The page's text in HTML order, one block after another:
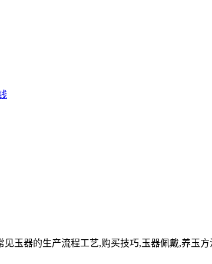
玉器的生产流程工艺,购买技巧,玉器佩戴,养玉方